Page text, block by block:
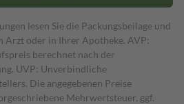
lesen Sie die Packungsbeilage und
Arzt oder in Ihrer Apotheke. AVP:
berechnet nach der
UVP: Unverbindliche
Die angegebenen Preise
Mehrwertsteuer, ggf.